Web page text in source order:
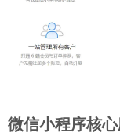
微信小程序核